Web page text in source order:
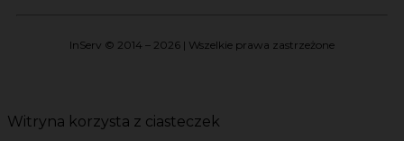
InServ © 2014 – 2026 | Wszelkie prawa zastrzeżone
Witryna korzysta z ciasteczek